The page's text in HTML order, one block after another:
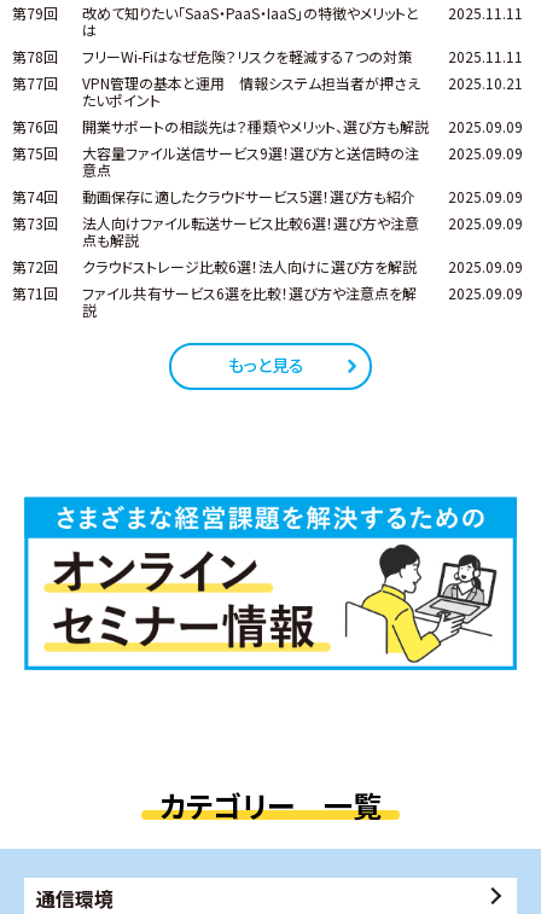
第79回
改めて知りたい「SaaS・PaaS・IaaS」の特徴やメリットと
は
2025.11.11
第78回 フリーWi-Fiはなぜ危険？リスクを軽減する７つの対策
2025.11.11
第77回
VPN管理の基本と運用 情報システム担当者が押さえ
たいポイント
2025.10.21
第76回 開業サポートの相談先は？種類やメリット、選び方も解説
2025.09.09
第75回
大容量ファイル送信サービス9選！選び方と送信時の注
意点
2025.09.09
第74回 動画保存に適したクラウドサービス5選！選び方も紹介
2025.09.09
第73回
法人向けファイル転送サービス比較6選！選び方や注意
点も解説
2025.09.09
第72回 クラウドストレージ比較6選！法人向けに選び方を解説
2025.09.09
第71回
ファイル共有サービス6選を比較！選び方や注意点を解
説
2025.09.09
もっと見る
カテゴリー 一覧
通信環境